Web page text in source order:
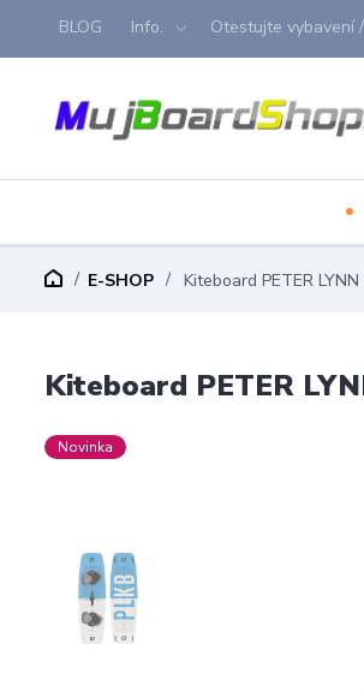
BLOG Info. Otestujte vybavení
E-SHOP Kiteboard PETER
Kiteboard PETER
Novinka